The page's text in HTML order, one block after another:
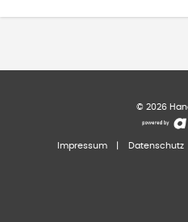
© 2026
Impressum Datenschutz